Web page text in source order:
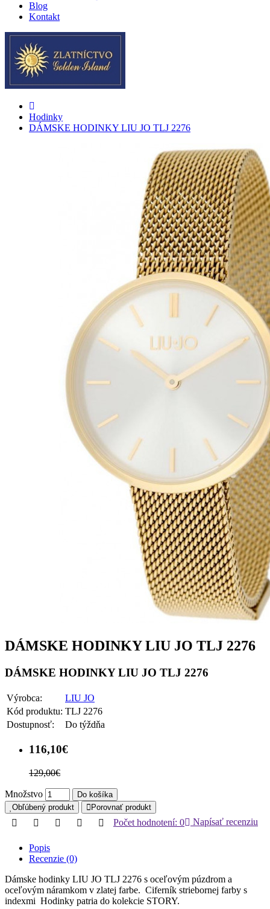
Blog
Kontakt
Hodinky
DÁMSKE HODINKY LIU JO TLJ 2276
DÁMSKE HODINKY LIU JO TLJ 2276
DÁMSKE HODINKY LIU JO TLJ 2276
Výrobca:
LIU JO
Kód produktu: TLJ 2276
Dostupnosť:
Do týždňa
116,10€
129,00€
Množstvo
Do košíka
Obľúbený produkt
Porovnať produkt
Počet hodnotení: 0 Napísať recenziu
Popis
Recenzie (0)
Dámske hodinky LIU JO TLJ 2276 s oceľovým púzdrom a
oceľovým náramkom v zlatej farbe. Ciferník striebornej farby s
indexmi Hodinky patria do kolekcie STORY.